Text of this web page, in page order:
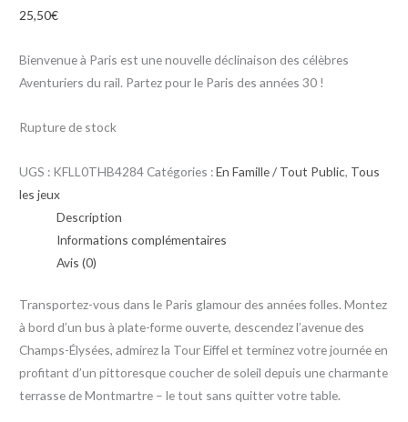
25,50€
Bienvenue à Paris est une nouvelle déclinaison des célèbres
Aventuriers du rail. Partez pour le Paris des années 30 !
Rupture de stock
UGS : KFLL0THB4284 Catégories :En Famille / Tout Public, Tous
les jeux
Description
Informations complémentaires
Avis (0)
Transportez-vous dans le Paris glamour des années folles. Montez
à bord d’un bus à plate-forme ouverte, descendez l’avenue des
Champs-Élysées, admirez la Tour Eiffel et terminez votre journée en
profitant d’un pittoresque coucher de soleil depuis une charmante
terrasse de Montmartre – le tout sans quitter votre table.